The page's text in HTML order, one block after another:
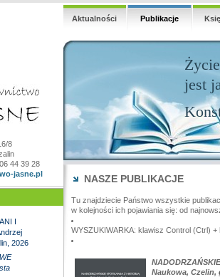
8
44 39 28
jasne.pl
I
2026
Aktualności Publikacje
jest
NASZE PUBLIKACJE
Tu znajdziecie Państwo wszystkie
w kolejności ich pojawiania się: od
WYSZUKIWARKA: klawisz Control (Ctrl) +
Naukowa, Czelin,